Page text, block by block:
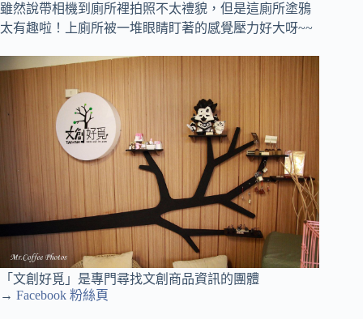
雖然說帶相機到廁所裡拍照不太禮貌，但是這廁所塗鴉
太有趣啦！上廁所被一堆眼睛盯著的感覺壓力好大呀~~
「文創好覓」是專門尋找文創商品資訊的團體
→ Facebook 粉絲頁